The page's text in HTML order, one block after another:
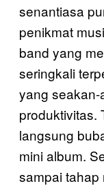
senantiasa
penikmat
band yang
seringkali
yang
produktivitas.
langsung
mini album.
sampai tahap